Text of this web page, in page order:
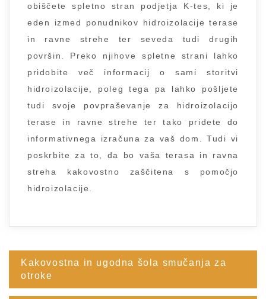
obiščete spletno stran podjetja K-tes, ki je
eden izmed ponudnikov hidroizolacije terase
in ravne strehe ter seveda tudi drugih
površin. Preko njihove spletne strani lahko
pridobite več informacij o sami storitvi
hidroizolacije, poleg tega pa lahko pošljete
tudi svoje povpraševanje za hidroizolacijo
terase in ravne strehe ter tako pridete do
informativnega izračuna za vaš dom. Tudi vi
poskrbite za to, da bo vaša terasa in ravna
streha kakovostno zaščitena s pomočjo
hidroizolacije.
Navigacija
prispevka
Kakovostna in ugodna šola smučanja za
otroke